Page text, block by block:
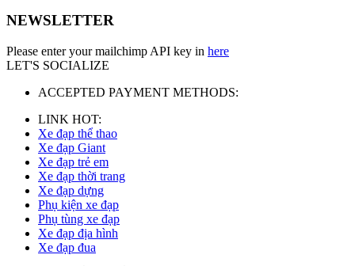
NEWSLETTER
Please enter your mailchimp API key in here
LET'S SOCIALIZE
ACCEPTED PAYMENT METHODS:
LINK HOT:
Xe đạp thể thao
Xe đạp Giant
Xe đạp trẻ em
Xe đạp thời trang
Xe đạp dựng
Phụ kiện xe đạp
Phụ tùng xe đạp
Xe đạp địa hình
Xe đạp đua